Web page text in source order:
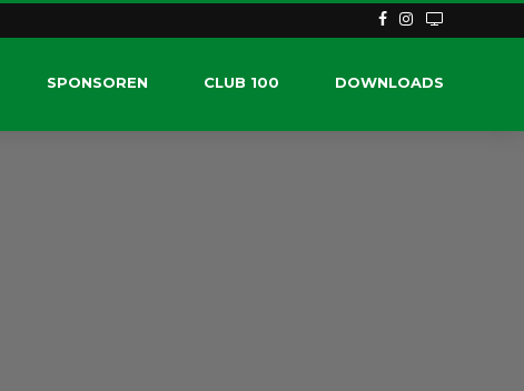
SPONSOREN CLUB 100 DOWNLOADS